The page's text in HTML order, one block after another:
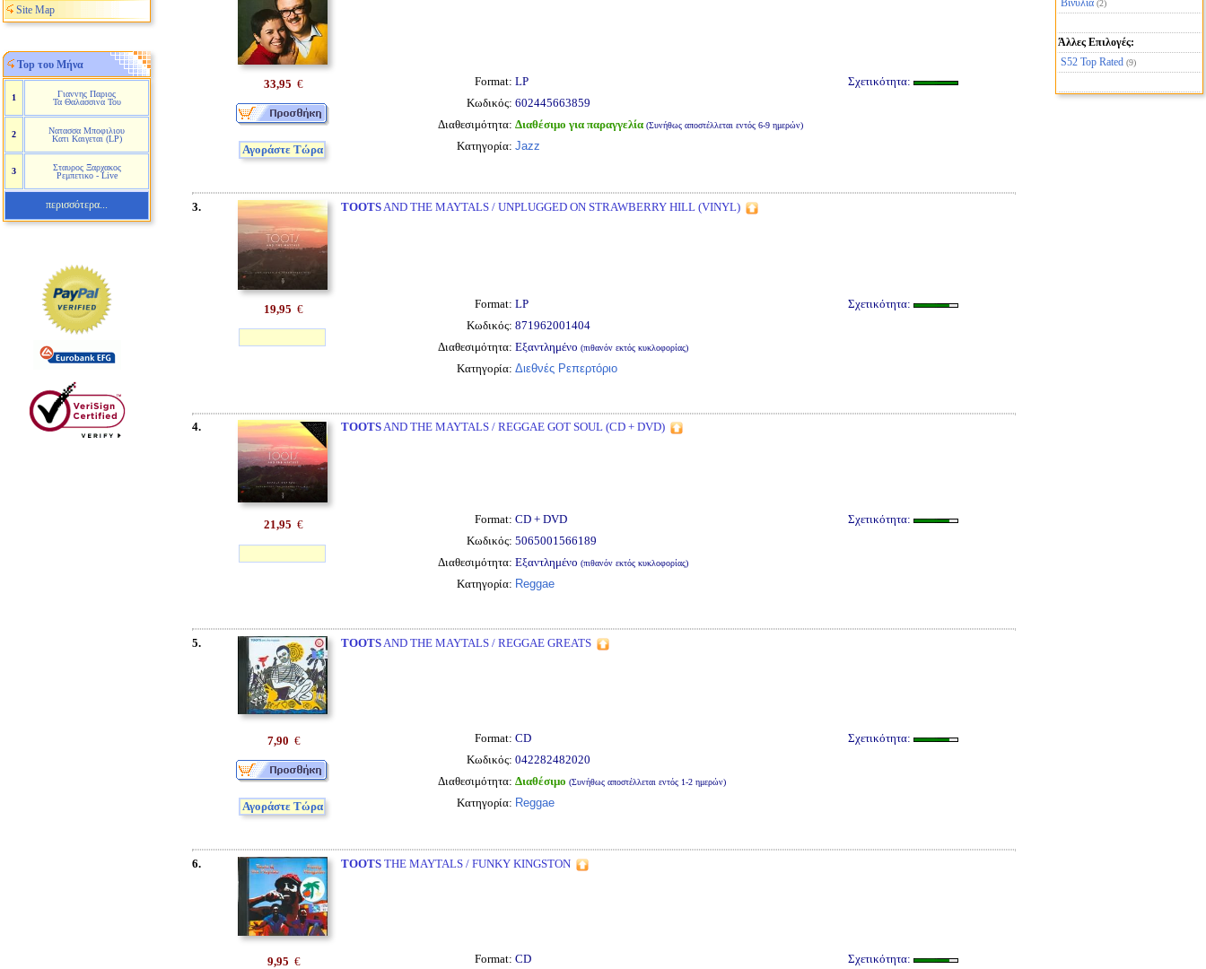
Site Map
Top του Μήνα
1
Γιαννης Παριος
Τα Θαλασσινα Του
2
Νατασσα Μποφιλιου
Κατι Καιγεται (LP)
3
Σταυρος Ξαρχακος
Ρεμπετικο - Live
περισσότερα...
33,95 €
Αγοράστε Τώρα
Format: LP
Σχετικότητα:
Κωδικός: 602445663859
Διαθεσιμότητα: Διαθέσιμο για παραγγελία (Συνήθως αποστέλλεται εντός 6-9 ημερών)
Κατηγορία: Jazz
3. TOOTSAND THE MAYTALS / UNPLUGGED ON STRAWBERRY HILL (VINYL)
19,95 € Format: LP
Σχετικότητα:
Κωδικός: 871962001404
Διαθεσιμότητα: Εξαντλημένο (πιθανόν εκτός κυκλοφορίας)
Κατηγορία: Διεθνές Ρεπερτόριο
4. TOOTSAND THE MAYTALS / REGGAE GOT SOUL (CD + DVD)
21,95 € Format: CD + DVD
Σχετικότητα:
Κωδικός: 5065001566189
Διαθεσιμότητα: Εξαντλημένο (πιθανόν εκτός κυκλοφορίας)
Κατηγορία: Reggae
5. TOOTSAND THE MAYTALS / REGGAE GREATS
7,90 €
Αγοράστε Τώρα
Format: CD
Σχετικότητα:
Κωδικός: 042282482020
Διαθεσιμότητα: Διαθέσιμο (Συνήθως αποστέλλεται εντός 1-2 ημερών)
Κατηγορία: Reggae
6. TOOTSTHE MAYTALS / FUNKY KINGSTON
9,95 € Format: CD
Σχετικότητα:
Βινύλια (2)
Άλλες Επιλογές:
S52 Top Rated (9)